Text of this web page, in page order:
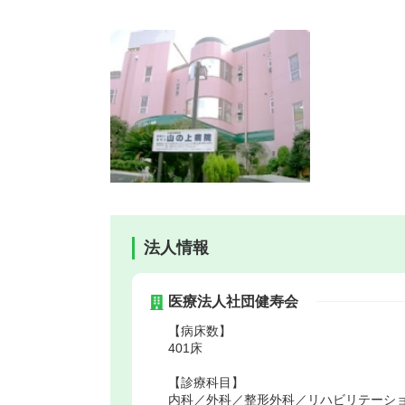
法人情報
医療法人社団健寿会
【病床数】
401床
【診療科目】
内科／外科／整形外科／リハビリテーシ